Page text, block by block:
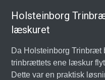
Holsteinborg
læskuret
Da Holsteinborg Trinbræt
trinbrættets ene læskur
Dette var en praktisk